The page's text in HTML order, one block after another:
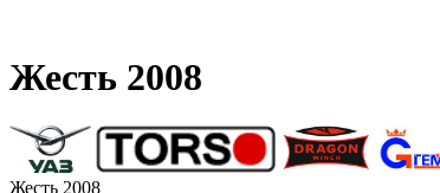
Жесть 2008
Жесть 2008